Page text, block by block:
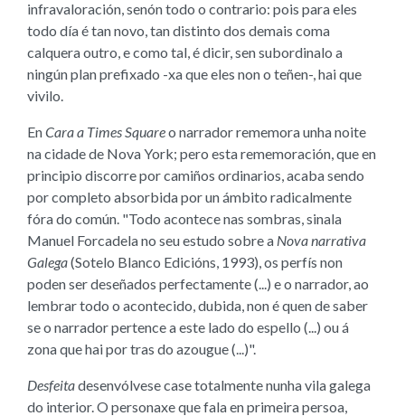
infravaloración, senón todo o contrario: pois para eles
todo día é tan novo, tan distinto dos demais coma
calquera outro, e como tal, é dicir, sen subordinalo a
ningún plan prefixado -xa que eles non o teñen-, hai que
vivilo.
EnCara a Times Squareo narrador rememora unha noite
na cidade de Nova York; pero esta rememoración, que en
principio discorre por camiños ordinarios, acaba sendo
por completo absorbida por un ámbito radicalmente
fóra do común. "Todo acontece nas sombras, sinala
Manuel Forcadela no seu estudo sobre a Nova narrativa
Galega(Sotelo Blanco Edicións, 1993), os perfís non
poden ser deseñados perfectamente (...) e o narrador, ao
lembrar todo o acontecido, dubida, non é quen de saber
se o narrador pertence a este lado do espello (...) ou á
zona que hai por tras do azougue (...)".
Desfeitadesenvólvese case totalmente nunha vila galega
do interior. O personaxe que fala en primeira persoa,